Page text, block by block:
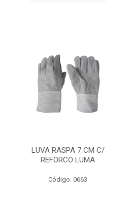
LUVA RASPA 7 CM C/
REFORCO LUMA
Código: 0663